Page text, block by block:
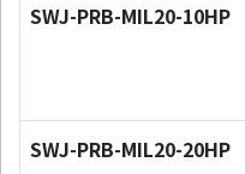
SWJ-PRB-MIL20-10HP
SWJ-PRB-MIL20-20HP